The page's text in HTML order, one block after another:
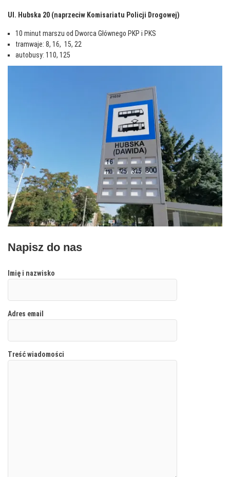
Ul. Hubska 20 (naprzeciw Komisariatu Policji Drogowej)
10 minut marszu od Dworca Głównego PKP i PKS
tramwaje: 8, 16, 15, 22
autobusy: 110, 125
Napisz do nas
Imię i nazwisko
Adres email
Treść wiadomości